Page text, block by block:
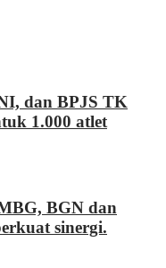
dan BPJS TK
1.000 atlet
BGN dan
sinergi.